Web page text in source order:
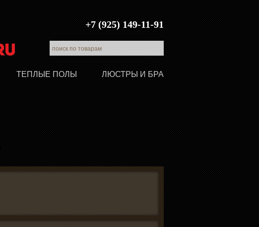
+7 (925) 149-11-91
ЛЮСТРЫ И БРА
ТЕПЛЫЕ ПОЛЫ